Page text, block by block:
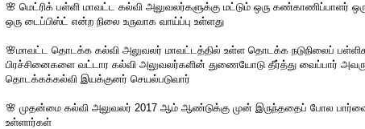
🌸 மெட்ரிக் பள்ளி மாவட்ட கல்வி அலுவலர்களுக்கு மட்டும் ஒரு கண்காணிப்பாளர்
ஒரு டைப்பிஸ்ட் என்ற நிலை உருவாக வாய்ப்பு உள்ளது
🌸மாவட்ட தொடக்க கல்வி அலுவலர் மாவட்டத்தில் உள்ள தொடக்க நடுநிலைப்
பிரச்சினைகளை வட்டார கல்வி அலுவலர்களின் துணையோடு தீர்த்து வைப்பார்
தொடக்கக்கல்வி இயக்குனர் செயல்படுவார்
🌸 முதன்மை கல்வி அலுவலர் 2017 ஆம் ஆண்டுக்கு முன் இருந்ததைப் போல
உள்ளார்கள்